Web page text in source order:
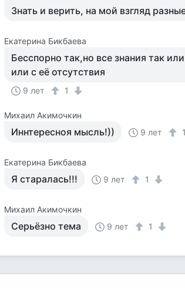
Знать и верить, на мой взгляд
Екатерина Бикбаева
Бесспорно так,но все знания так
или с её отсутствия
9 лет 1
Михаил Акимочкин
Иннтересноя мысль!)) 9 лет 1
Екатерина Бикбаева
Я старалась!!! 9 лет 1
Михаил Акимочкин
Серьёзно тема 9 лет 1